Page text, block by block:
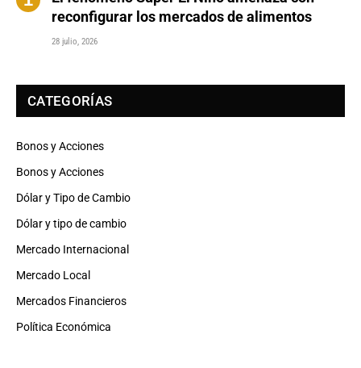
reconfigurar los mercados de alimentos
28 julio, 2026
CATEGORÍAS
Bonos y Acciones
Bonos y Acciones
Dólar y Tipo de Cambio
Dólar y tipo de cambio
Mercado Internacional
Mercado Local
Mercados Financieros
Política Económica